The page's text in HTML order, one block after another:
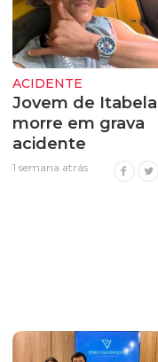
ACIDENTE
Jovem de Itabela
morre em grava
acidente
1 semana atrás